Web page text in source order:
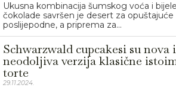
Ukusna kombinacija šumskog voća i bijele
čokolade savršen je desert za opuštajuće
poslijepodne, a priprema za...
Schwarzwald cupcakesi su nova i
neodoljiva verzija klasične
torte
29.11.2024.